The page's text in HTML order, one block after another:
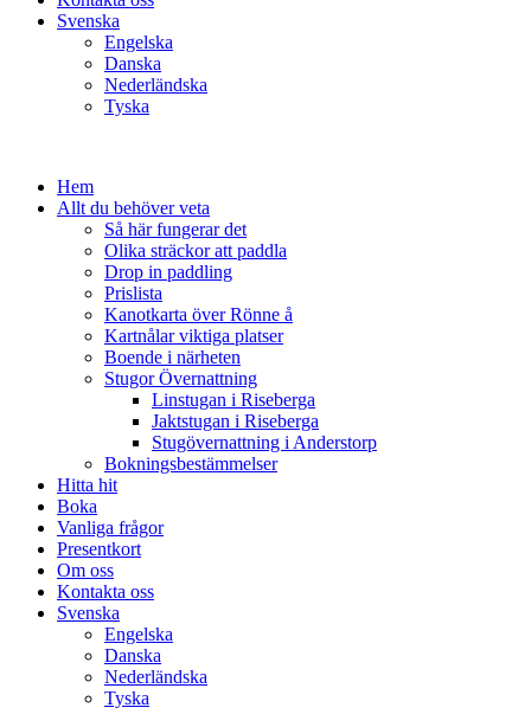
Svenska
Engelska
Danska
Nederländska
Tyska
Hem
Allt du behöver veta
Så här fungerar det
Olika sträckor att paddla
Drop in paddling
Prislista
Kanotkarta över Rönne å
Kartnålar viktiga platser
Boende i närheten
Stugor Övernattning
Linstugan i Riseberga
Jaktstugan i Riseberga
Stugövernattning i Anderstorp
Bokningsbestämmelser
Hitta hit
Boka
Vanliga frågor
Presentkort
Om oss
Kontakta oss
Svenska
Engelska
Danska
Nederländska
Tyska